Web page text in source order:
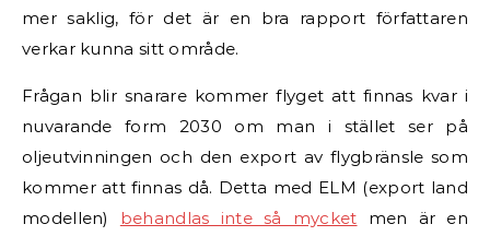
mer saklig, för det är en bra rapport författaren
verkar kunna sitt område.
Frågan blir snarare kommer flyget att finnas kvar i
nuvarande form 2030 om man i stället ser på
oljeutvinningen och den export av flygbränsle som
kommer att finnas då. Detta med ELM (export land
modellen) behandlas inte så mycket men är en